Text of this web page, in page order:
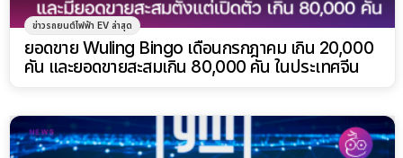
ข่าวรถยนต์ไฟฟ้า EV ล่าสุด
ยอดขาย Wuling Bingo เดือนกรกฎาคม เกิน 20,000
คัน และยอดขายสะสมเกิน 80,000 คัน ในประเทศจีน